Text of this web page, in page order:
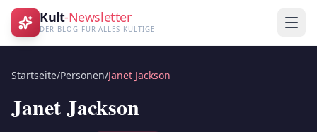
Kult-Newsletter
DER BLOG FÜR ALLES KULTIGE
Startseite/Personen/Janet Jackson
Janet Jackson